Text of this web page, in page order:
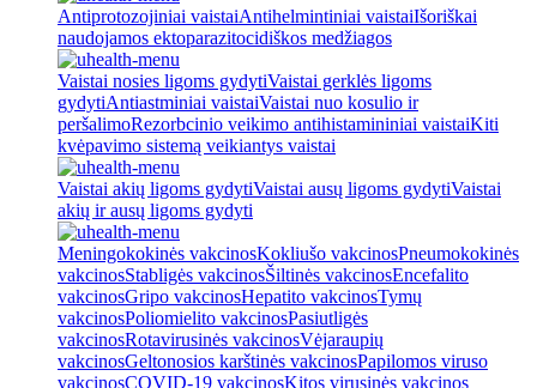
Antiprotozojiniai vaistaiAntihelmintiniai vaistaiIšoriškai
naudojamos ektoparazitocidiškos medžiagos
Vaistai nosies ligoms gydytiVaistai gerklės ligoms
gydytiAntiastminiai vaistaiVaistai nuo kosulio ir
peršalimoRezorbcinio veikimo antihistamininiai vaistaiKiti
kvėpavimo sistemą veikiantys vaistai
Vaistai akių ligoms gydytiVaistai ausų ligoms gydytiVaistai
akių ir ausų ligoms gydyti
Meningokokinės vakcinosKokliušo vakcinosPneumokokinės
vakcinosStabligės vakcinosŠiltinės vakcinosEncefalito
vakcinosGripo vakcinosHepatito vakcinosTymų
vakcinosPoliomielito vakcinosPasiutligės
vakcinosRotavirusinės vakcinosVėjaraupių
vakcinosGeltonosios karštinės vakcinosPapilomos viruso
vakcinosCOVID-19 vakcinosKitos virusinės vakcinos